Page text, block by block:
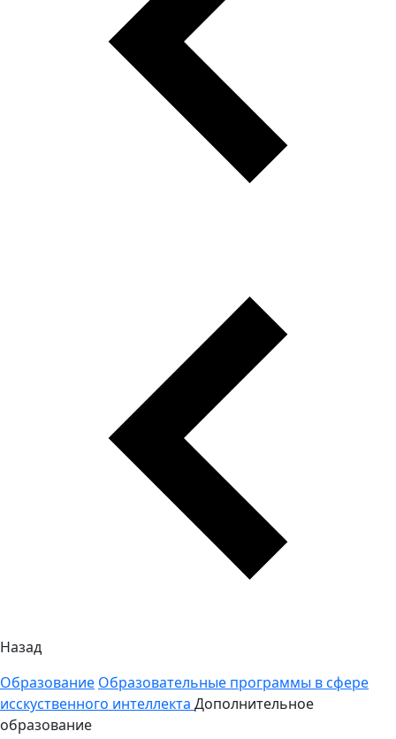
Назад
Образование Образовательные программы в сфере
исскуственного интеллекта Дополнительное
образование